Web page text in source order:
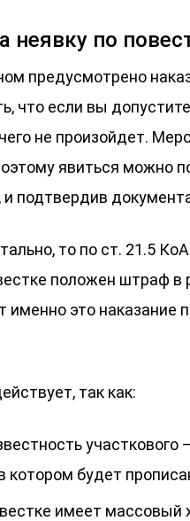
неявку по
предусмотрено
что если вы
не произойдет.
явиться можно
подтвердив
то по ст. 21.5
положен штраф в
это наказание
так как:
участкового
котором будет
имеет массовый